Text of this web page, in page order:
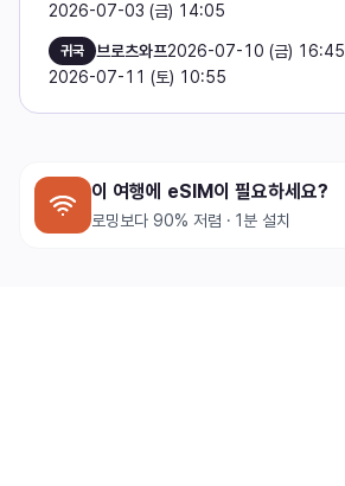
2026-07-03 (금) 14:05
귀국 브로츠와프2026-07-10 (금) 16:45
2026-07-11 (토) 10:55
이 여행에 eSIM이 필요하세요?
로밍보다 90% 저렴 · 1분 설치